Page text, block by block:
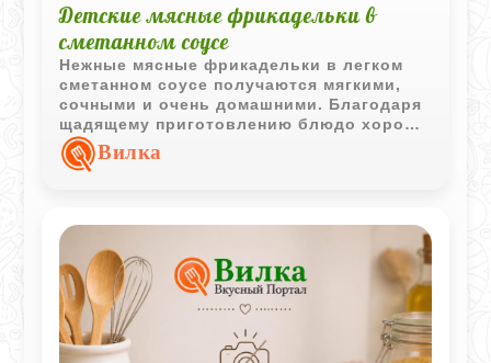
Детские мясные фрикадельки в
сметанном соусе
Нежные мясные фрикадельки в легком
сметанном соусе получаются мягкими,
сочными и очень домашними. Благодаря
щадящему приготовлению блюдо хорошо
подходит для детского меню и легко
сочетается с картофельным пюре, рисом
Вилка